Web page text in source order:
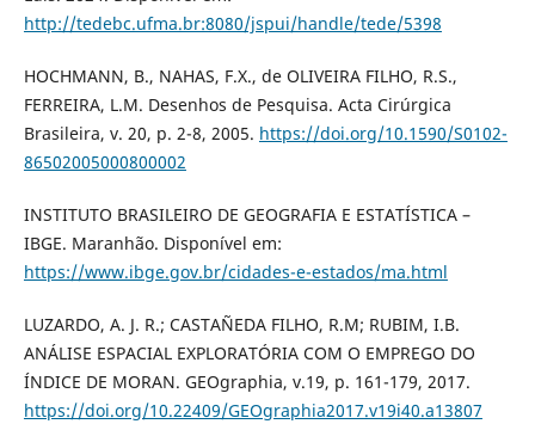
http://tedebc.ufma.br:8080/jspui/handle/tede/5398
HOCHMANN, B., NAHAS, F.X., de OLIVEIRA FILHO, R.S.,
FERREIRA, L.M. Desenhos de Pesquisa. Acta Cirúrgica
Brasileira, v. 20, p. 2-8, 2005. https://doi.org/10.1590/S0102-
86502005000800002
INSTITUTO BRASILEIRO DE GEOGRAFIA E ESTATÍSTICA –
IBGE. Maranhão. Disponível em:
https://www.ibge.gov.br/cidades-e-estados/ma.html
LUZARDO, A. J. R.; CASTAÑEDA FILHO, R.M; RUBIM, I.B.
ANÁLISE ESPACIAL EXPLORATÓRIA COM O EMPREGO DO
ÍNDICE DE MORAN. GEOgraphia, v.19, p. 161-179, 2017.
https://doi.org/10.22409/GEOgraphia2017.v19i40.a13807